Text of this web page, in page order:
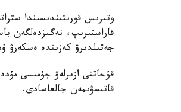
وتىرىس قورىتىندىسىندا
قاراستىرىپ، نەگىزدەلگەن
جەتىلدىرۋ كەزىندە ەسكەرۋ
قۇجاتتى ازىرلەۋ جۇمىسى
قاتىسۋىمەن جالعاسادى.